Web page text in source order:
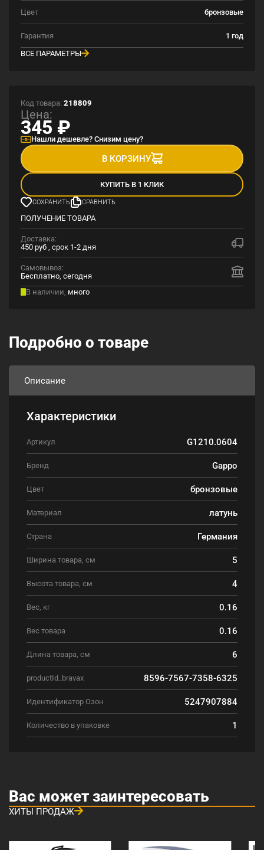
Цвет бронзовые
Гарантия
1 год
ВСЕ ПАРАМЕТРЫ
Код товара: 218809
Цена:
345 ₽
Нашли дешевле? Снизим цену?
В КОРЗИНУ
КУПИТЬ В 1 КЛИК
СОХРАНИТЬ СРАВНИТЬ
ПОЛУЧЕНИЕ ТОВАРА
Доставка:
450 руб , срок 1-2 дня
Самовывоз:
Бесплатно, сегодня
В наличии, много
Подробно о товаре
Описание
Характеристики
Артикул G1210.0604
Бренд Gappo
Цвет бронзовые
Материал латунь
Страна Германия
Ширина товара, см 5
Высота товара, см 4
Вес, кг 0.16
Вес товара 0.16
Длина товара, см 6
productId_bravax 8596-7567-7358-6325
Идентификатор Озон 5247907884
Количество в упаковке 1
Вас может заинтересовать
ХИТЫ ПРОДАЖ